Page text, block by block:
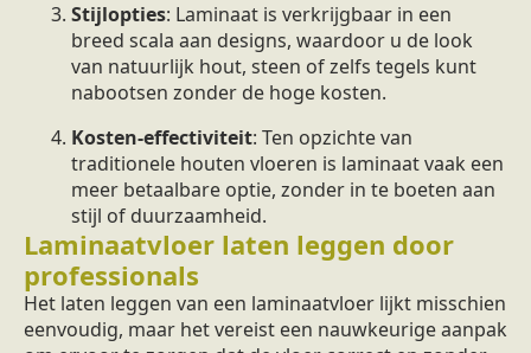
Stijlopties: Laminaat is verkrijgbaar in een
breed scala aan designs, waardoor u de look
van natuurlijk hout, steen of zelfs tegels kunt
nabootsen zonder de hoge kosten.
Kosten-effectiviteit: Ten opzichte van
traditionele houten vloeren is laminaat vaak een
meer betaalbare optie, zonder in te boeten aan
stijl of duurzaamheid.
Laminaatvloer laten leggen door
professionals
Het laten leggen van een laminaatvloer lijkt misschien
eenvoudig, maar het vereist een nauwkeurige aanpak